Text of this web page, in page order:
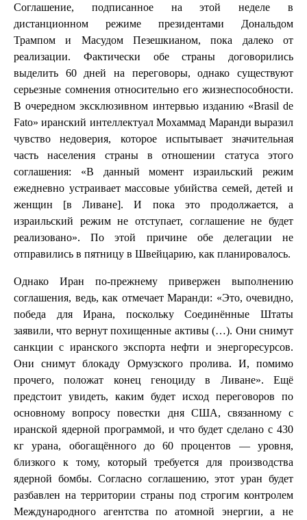
Соглашение, подписанное на этой неделе в
дистанционном режиме президентами Дональдом
Трампом и Масудом Пезешкианом, пока далеко от
реализации. Фактически обе страны договорились
выделить 60 дней на переговоры, однако существуют
серьезные сомнения относительно его жизнеспособности.
В очередном эксклюзивном интервью изданию «Brasil de
Fato» иранский интеллектуал Мохаммад Маранди выразил
чувство недоверия, которое испытывает значительная
часть населения страны в отношении статуса этого
соглашения: «В данный момент израильский режим
ежедневно устраивает массовые убийства семей, детей и
женщин [в Ливане]. И пока это продолжается, а
израильский режим не отступает, соглашение не будет
реализовано». По этой причине обе делегации не
отправились в пятницу в Швейцарию, как планировалось.
Однако Иран по-прежнему привержен выполнению
соглашения, ведь, как отмечает Маранди: «Это, очевидно,
победа для Ирана, поскольку Соединённые Штаты
заявили, что вернут похищенные активы (…). Они снимут
санкции с иранского экспорта нефти и энергоресурсов.
Они снимут блокаду Ормузского пролива. И, помимо
прочего, положат конец геноциду в Ливане». Ещё
предстоит увидеть, каким будет исход переговоров по
основному вопросу повестки дня США, связанному с
иранской ядерной программой, и что будет сделано с 430
кг урана, обогащённого до 60 процентов — уровня,
близкого к тому, который требуется для производства
ядерной бомбы. Согласно соглашению, этот уран будет
разбавлен на территории страны под строгим контролем
Международного агентства по атомной энергии, а не